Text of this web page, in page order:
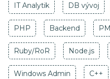
IT Analytik DB vývoj
PHP Backend PM
Ruby/RoR Node.js
Windows Admin C++